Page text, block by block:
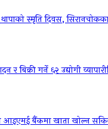
थापाको स्मृति दिवस,
र बिक्री गर्ने ६२ उद्योगी
आइएमई बैंकमा खाता खोल्न